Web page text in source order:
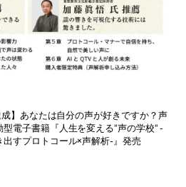
成】あなたは自分の声が好きですか？声
電子書籍『人生を変える“声の学校“ -
すプロトコール×声解析-』発売